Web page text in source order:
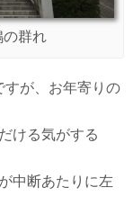
の群れ
すが、お年寄りの
ける気がする
中断あたりに左